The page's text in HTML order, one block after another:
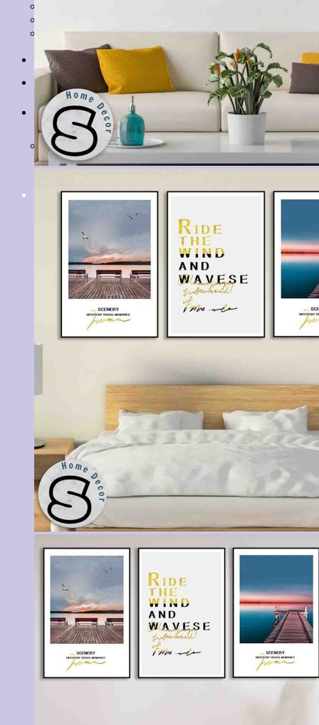
Tranh Thuỷ Mặc
Tranh Con Hổ
Tin tức
Liên hệ
Giỏ hàng
Chưa có sản phẩm trong giỏ hàng.
Tìm